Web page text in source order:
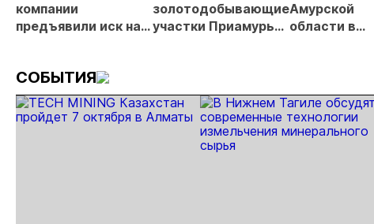
компании
предъявили иск на
фонду
золотодобывающие
участки Приамурья
Амурской
области в
СОБЫТИЯ